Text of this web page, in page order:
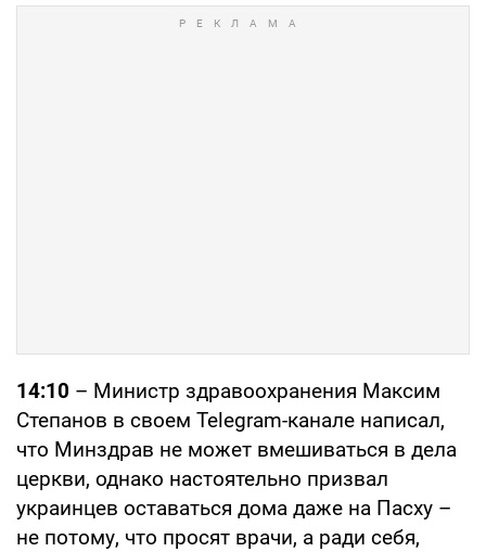
14:10 – Министр здравоохранения Максим
Степанов в своем Telegram-канале написал,
что Минздрав не может вмешиваться в дела
церкви, однако настоятельно призвал
украинцев оставаться дома даже на Пасху –
не потому, что просят врачи, а ради себя,